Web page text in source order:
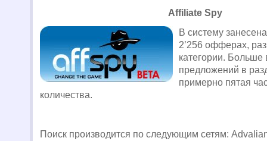
Affiliate Spy
В систему
2’256 офферах,
категории. Больше
предложений в
примерно пятая
количества.
Поиск производится по следующим сетям: